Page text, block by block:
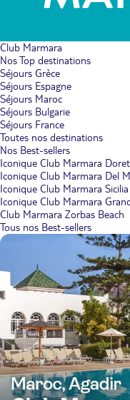
Club Marmara
Nos Top destinations
Séjours Grèce
Séjours Espagne
Séjours Maroc
Séjours Bulgarie
Séjours France
Toutes nos destinations
Nos Best-sellers
Iconique Club Marmara
Iconique Club Marmara Del
Iconique Club Marmara Sicilia
Iconique Club Marmara
Club Marmara Zorbas Beach
Tous nos Best-sellers